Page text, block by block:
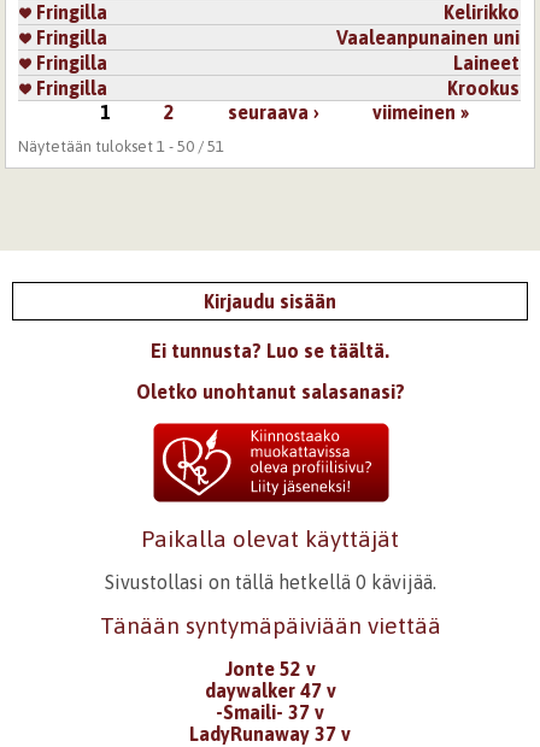
Fringilla
Kelirikko
Fringilla
Vaaleanpunainen uni
Fringilla
Laineet
Fringilla
Krookus
1 2 seuraava › viimeinen »
Näytetään tulokset 1 - 50 / 51
Kirjaudu sisään
Ei tunnusta? Luo se täältä.
Oletko unohtanut salasanasi?
Paikalla olevat käyttäjät
Sivustollasi on tällä hetkellä 0 kävijää.
Tänään syntymäpäiviään viettää
Jonte 52 v
daywalker 47 v
-Smaili- 37 v
LadyRunaway 37 v